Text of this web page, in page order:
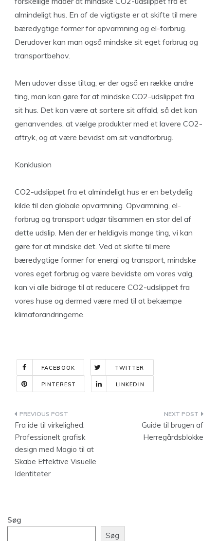
almindeligt hus. En af de vigtigste er at skifte til mere
bæredygtige former for opvarmning og el-forbrug.
Derudover kan man også mindske sit eget forbrug og
transportbehov.
Men udover disse tiltag, er der også en række andre
ting, man kan gøre for at mindske CO2-udslippet fra
sit hus. Det kan være at sortere sit affald, så det kan
genanvendes, at vælge produkter med et lavere CO2-
aftryk, og at være bevidst om sit vandforbrug.
Konklusion
CO2-udslippet fra et almindeligt hus er en betydelig
kilde til den globale opvarmning. Opvarmning, el-
forbrug og transport udgør tilsammen en stor del af
dette udslip. Men der er heldigvis mange ting, vi kan
gøre for at mindske det. Ved at skifte til mere
bæredygtige former for energi og transport, mindske
vores eget forbrug og være bevidste om vores valg,
kan vi alle bidrage til at reducere CO2-udslippet fra
vores huse og dermed være med til at bekæmpe
klimaforandringerne.
FACEBOOK TWITTER
PINTEREST LINKEDIN
Indlægsnavigation
Fra ide til virkelighed:
Professionelt grafisk
design med Magio til at
Skabe Effektive Visuelle
Identiteter
Guide til brugen af
Herregårdsblokke
Søg
Søg